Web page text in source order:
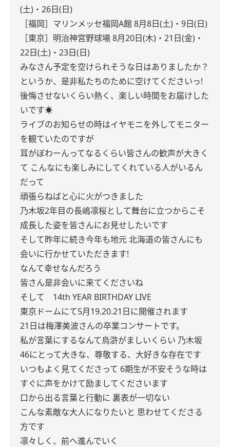
(土)・26日(日)
［福岡］マリンメッセ福岡A館8月8日(土)・9日(日)
［東京］明治神宮野球場8月20日(木)・21日(金)・
22日(土)・23日(日)
みなさん予定を空けられそうな日はありましたか？
というか、是非私たちのために空けてくださいっ!
後悔させないくらい熱く、楽しい時間をお届けした
いです☀️
ライブのお知らせの時はイヤモニを外してモニター
を観ていたのですが
耳がぼわーんってなるくらい皆さんの歓声が大きく
て こんなにも楽しみにしてくれている人がいるん
だって
頑張らねばと心に火がつきました
乃木坂2年目の長嶋凛桜として舞台に立つからこそ
成長した姿を皆さんにお見せしたいです
そして昨年に続き今年も地元 北海道の皆さんにも
会いに行かせていただきます!
なんて幸せなんだろう
皆さん是非会いに来てくださいね
そして 14th YEAR BIRTHDAY LIVE
東京ドームにて5月19.20.21日に開催されます
21日は梅澤美波さんの卒業コンサートです。
私が言葉にするなんて烏滸がましいくらい 乃木坂
46にとって大きな、尊敬する、大好きな存在です
いつもよく見てくださって 6期生が不安そうな時は
すぐに声をかけて励ましてくださいます
口から出る言葉と行動に 裏表が一切ない
こんな素敵な大人になりたいと 思わせてくださる
方です
凛々しく、前へ進んでいく